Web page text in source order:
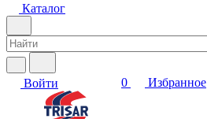
Каталог
Войти 0 Избранное